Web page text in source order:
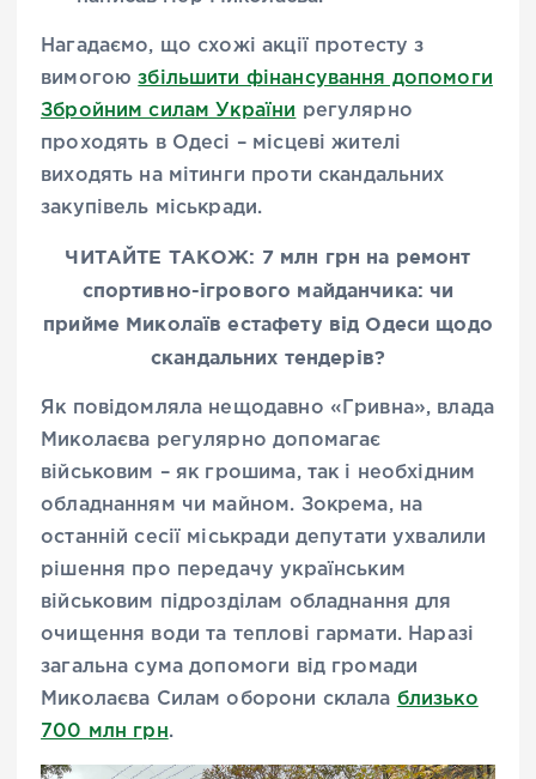
Нагадаємо, що схожі акції протесту з
вимогоюзбільшити фінансування допомоги
Збройним силам України регулярно
проходять в Одесі – місцеві жителі
виходять на мітинги проти скандальних
закупівель міськради.
ЧИТАЙТЕ ТАКОЖ: 7 млн грн на ремонт
спортивно-ігрового майданчика: чи
прийме Миколаїв естафету від Одеси щодо
скандальних тендерів?
Як повідомляла нещодавно «Гривна», влада
Миколаєва регулярно допомагає
військовим – як грошима, так і необхідним
обладнанням чи майном. Зокрема, на
останній сесії міськради депутати ухвалили
рішення про передачу українським
військовим підрозділам обладнання для
очищення води та теплові гармати. Наразі
загальна сума допомоги від громади
Миколаєва Силам оборони склала близько
700 млн грн.